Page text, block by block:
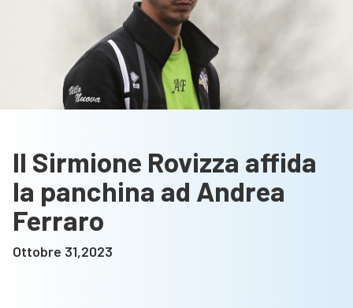
Il Sirmione Rovizza affida
la panchina ad Andrea
Ferraro
Ottobre 31,2023